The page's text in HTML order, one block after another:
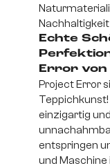
Echte
Error von
Project Error
einzigartig
entspringen
und Maschine